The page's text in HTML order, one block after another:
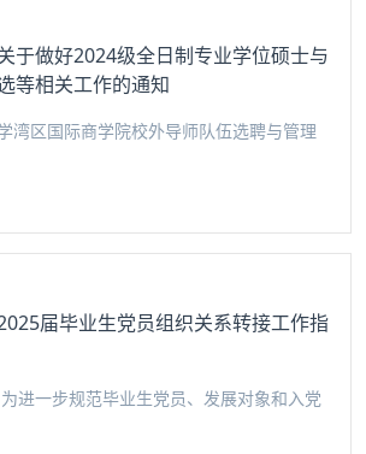
于做好2024级全日制专业学位硕士与
等相关工作的通知
湾区国际商学院校外导师队伍选聘与管理
届毕业生党员组织关系转接工作指
进一步规范毕业生党员、发展对象和入党